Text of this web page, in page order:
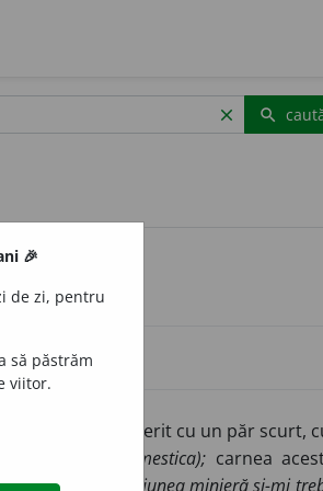
clear search
cu corpul acoperit cu un păr scurt,
(Sus scrofa domestica); carnea
plec la Uniunea minieră și-mi
🎉
de zi, pentru
să păstrăm
viitor.